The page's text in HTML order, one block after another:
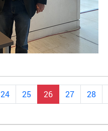
24 25 26 27 28